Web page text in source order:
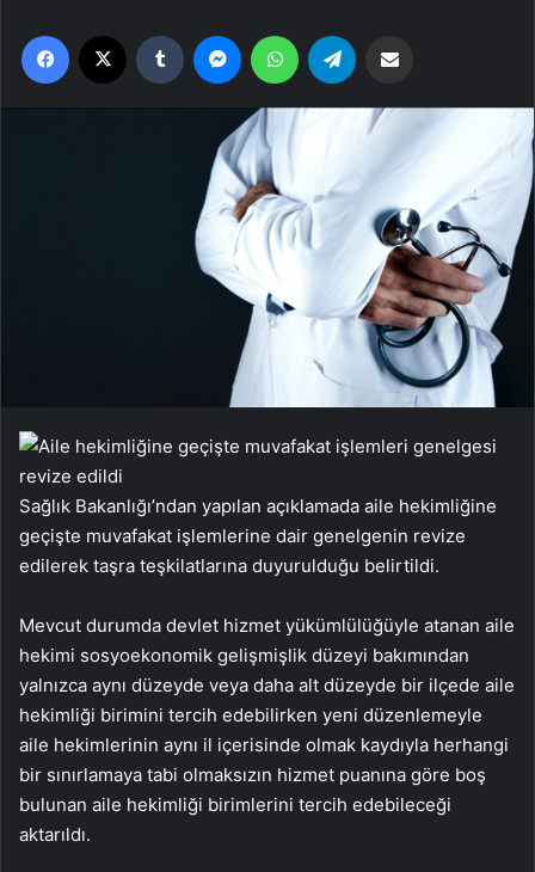
Facebook Tumblr MessengerWhatsApp
Sağlık Bakanlığı’ndan yapılan açıklamada aile hekimliğine
geçişte muvafakat işlemlerine dair genelgenin revize
edilerek taşra teşkilatlarına duyurulduğu belirtildi.
Mevcut durumda devlet hizmet yükümlülüğüyle atanan aile
hekimi sosyoekonomik gelişmişlik düzeyi bakımından
yalnızca aynı düzeyde veya daha alt düzeyde bir ilçede aile
hekimliği birimini tercih edebilirken yeni düzenlemeyle
aile hekimlerinin aynı il içerisinde olmak kaydıyla herhangi
bir sınırlamaya tabi olmaksızın hizmet puanına göre boş
bulunan aile hekimliği birimlerini tercih edebileceği
aktarıldı.